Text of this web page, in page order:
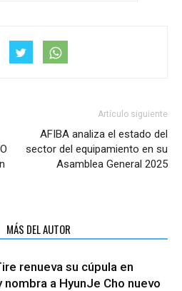
Artículo siguiente
AFIBA analiza el estado del
sector del equipamiento en su
Asamblea General 2025
MÁS DEL AUTOR
renueva su cúpula en
nombra a HyunJe Cho nuevo